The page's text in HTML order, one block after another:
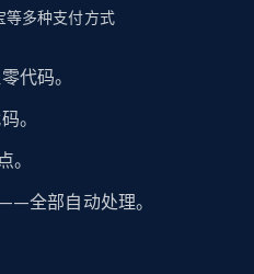
等多种支付方式
代码。
。
。
全部自动处理。